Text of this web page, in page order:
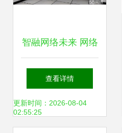
智融网络未来 网络
安全、弱电与办公
系统技术服务的全
查看详情
更新时间：2026-08-04
02:55:25